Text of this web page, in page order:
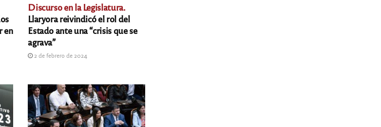
en
Discurso en la Legislatura.
Llaryora reivindicó el rol del
Estado ante una “crisis que se
agrava”
2 de febrero de 2024